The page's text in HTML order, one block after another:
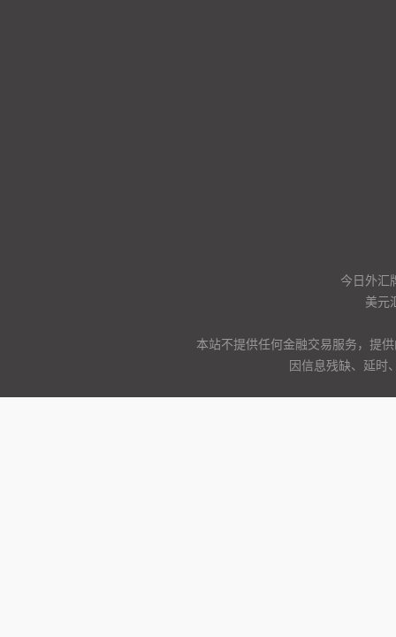
今日外汇
美元
本站不提供任何金融交易服务，提
因信息残缺、延时